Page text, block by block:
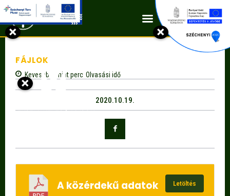
Kapcsolat
FÁJLOK
Kevesebb, mintperc Olvasási idő
2020.10.19.
A közérdekű adatok
Letöltés
×
×
×